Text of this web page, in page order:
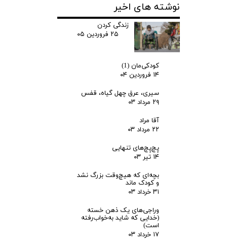
نوشته های اخیر
زندگی کردن
۲۵ فروردین ۰۵
کودکی‌مان (1)
۱۴ فروردین ۰۴
سیری، عرق چهل گیاه، قفس
۲۹ مرداد ۰۳
آقا مراد
۲۲ مرداد ۰۳
پِچ‌پِچ‌های تنهایی
۱۴ تیر ۰۳
بچه‌ای که هیچ‌وقت بزرگ نشد
و کودک ماند
۳۱ خرداد ۰۳
وراجی‌های یک ذهن خسته
(خدایی که شاید به‌خواب‌رفته
است)
۱۷ خرداد ۰۳